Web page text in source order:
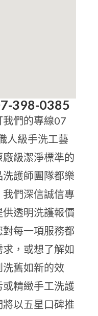
398-0385
們的專線07
人級手洗工藝
級潔淨標準的
護師團隊都樂
們深信誠信專
透明洗護報價
每一項服務都
，或想了解如
舊如新的效
精緻手工洗護
以五星口碑推